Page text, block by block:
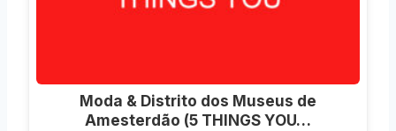
Moda & Distrito dos Museus de
Amesterdão (5 THINGS YOU…